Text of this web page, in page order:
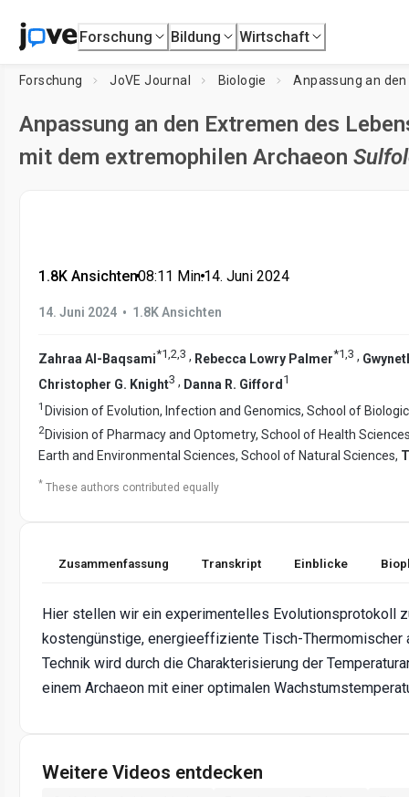
Forschung Bildung Wirtschaft
Forschung JoVE Journal Biologie
Anpassung an den Extremen des
mit dem extremophilen Archaeon
1.8K Ansichten•08:11 Min.•14. Juni 2024
14. Juni 2024 • 1.8K Ansichten
Zahraa Al-Baqsami*1,2,3 , Rebecca Lowry Palmer*1,3 ,
Christopher G. Knight3 , Danna R. Gifford1
1 Division of Evolution, Infection and Genomics, School of
2Division of Pharmacy and Optometry, School of Health
Earth and Environmental Sciences, School of Natural Sciences,
* These authors contributed equally
Zusammenfassung Transkript Einblicke
Hier stellen wir ein experimentelles Evolutionsprotokoll
kostengünstige, energieeffiziente Tisch-Thermomischer
Technik wird durch die Charakterisierung der
einem Archaeon mit einer optimalen
Weitere Videos entdecken